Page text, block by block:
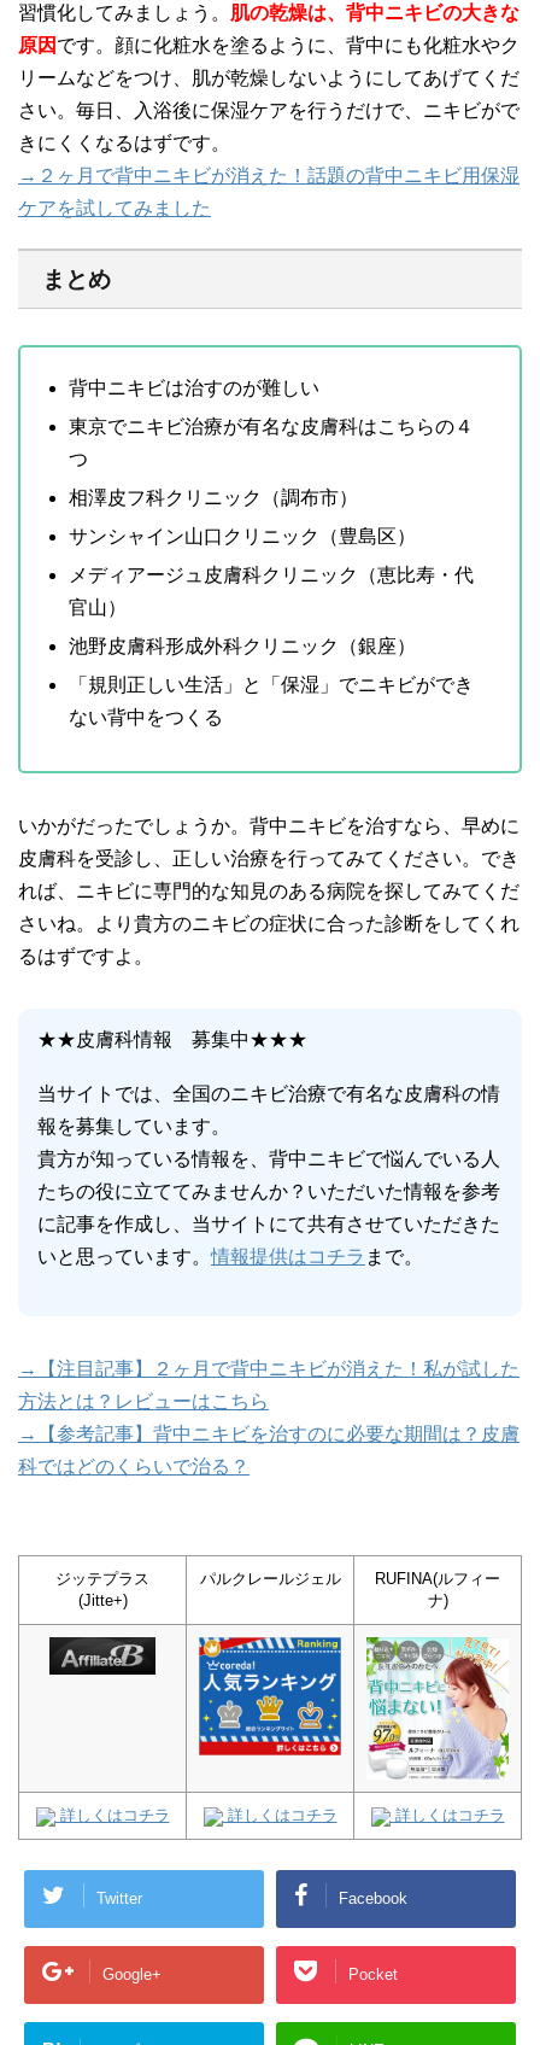
習慣化してみましょう。 肌の乾燥は、背中ニキビの大きな
原因 です。顔に化粧水を塗るように、背中にも化粧水やク
リームなどをつけ、肌が乾燥しないようにしてあげてくだ
さい。毎日、入浴後に保湿ケアを行うだけで、ニキビがで
きにくくなるはずです。
→２ヶ月で背中ニキビが消えた！話題の背中ニキビ用保湿
ケアを試してみました
まとめ
背中ニキビは治すのが難しい
東京でニキビ治療が有名な皮膚科はこちらの４
つ
相澤皮フ科クリニック（調布市）
サンシャイン山口クリニック（豊島区）
メディアージュ皮膚科クリニック（恵比寿・代
官山）
池野皮膚科形成外科クリニック（銀座）
「規則正しい生活」と「保湿」でニキビができ
ない背中をつくる
いかがだったでしょうか。背中ニキビを治すなら、早めに
皮膚科を受診し、正しい治療を行ってみてください。でき
れば、ニキビに専門的な知見のある病院を探してみてくだ
さいね。より貴方のニキビの症状に合った診断をしてくれ
るはずですよ。
★★皮膚科情報 募集中★★★
当サイトでは、全国のニキビ治療で有名な皮膚科の情
報を募集しています。
貴方が知っている情報を、背中ニキビで悩んでいる人
たちの役に立ててみませんか？いただいた情報を参考
に記事を作成し、当サイトにて共有させていただきた
いと思っています。情報提供はコチラ まで。
→【注目記事】２ヶ月で背中ニキビが消えた！私が試した
方法とは？レビューはこちら
→【参考記事】背中ニキビを治すのに必要な期間は？皮膚
科ではどのくらいで治る？
ジッテプラス
(Jitte+)
パルクレールジェル
RUFINA(ルフィー
ナ)
詳しくはコチラ 詳しくはコチラ 詳しくはコチラ
Twitter Facebook
Google+ Pocket